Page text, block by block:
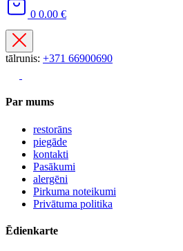
0 0.00 €
tālrunis: +371 66900690
Par mums
restorāns
piegāde
kontakti
Pasākumi
alergēni
Pirkuma noteikumi
Privātuma politika
Ēdienkarte